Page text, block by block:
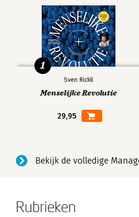
Sven Rickli
Menselijke Revolutie
29,95
1
Bekijk de volledige
Rubrieken